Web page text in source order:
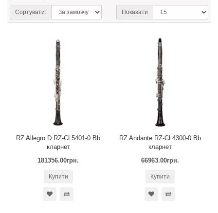
Сортувати: Показати
RZ Allegro D RZ-CL5401-0 Bb
кларнет
181356.00грн.
Купити
RZ Andante RZ-CL4300-0 Bb
кларнет
66963.00грн.
Купити